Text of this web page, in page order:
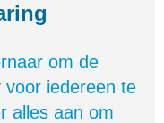
om de
voor iedereen te
alles aan om